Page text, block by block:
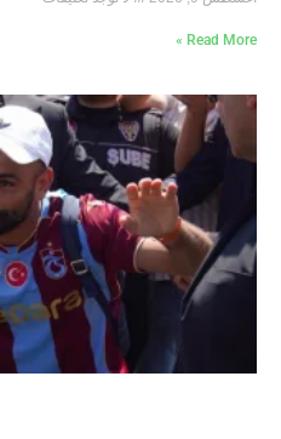
Read More »